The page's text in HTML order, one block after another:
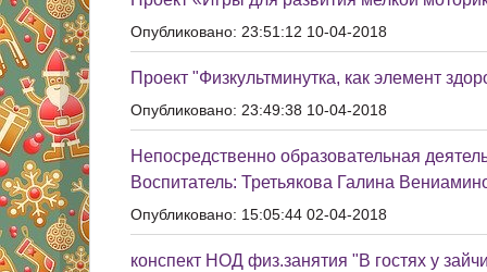
Опубликовано: 23:51:12 10-04-2018
Проект "Физкультминутка, как элемент
Опубликовано: 23:49:38 10-04-2018
Непосредственно образовательная
Воспитатель: Третьякова Галина
Опубликовано: 15:05:44 02-04-2018
конспект НОД физ.занятия "В гостях у